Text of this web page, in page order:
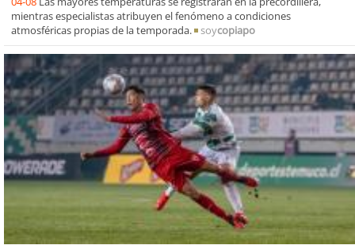
mientras especialistas atribuyen el fenómeno a condiciones
atmosféricas propias de la temporada.
soycopiapo